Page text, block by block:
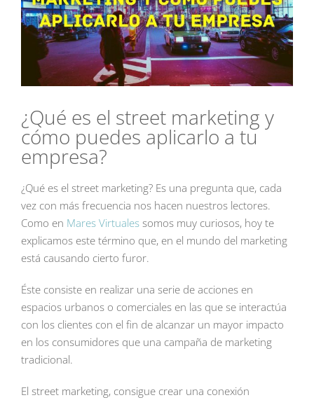
¿Qué es el street marketing y
cómo puedes aplicarlo a tu
empresa?
¿Qué es el street marketing? Es una pregunta que, cada
vez con más frecuencia nos hacen nuestros lectores.
Como en Mares Virtuales somos muy curiosos, hoy te
explicamos este término que, en el mundo del marketing
está causando cierto furor.
Éste consiste en realizar una serie de acciones en
espacios urbanos o comerciales en las que se interactúa
con los clientes con el fin de alcanzar un mayor impacto
en los consumidores que una campaña de marketing
tradicional.
El street marketing, consigue crear una conexión